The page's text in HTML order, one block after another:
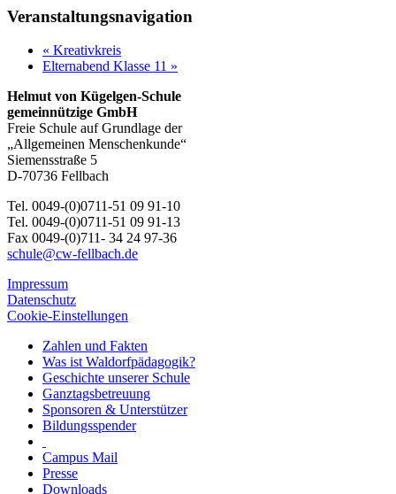
Veranstaltungsnavigation
« Kreativkreis
Elternabend Klasse 11 »
Helmut von Kügelgen-Schule
gemeinnützige GmbH
Freie Schule auf Grundlage der
„Allgemeinen Menschenkunde“
Siemensstraße 5
D-70736 Fellbach
Tel. 0049-(0)0711-51 09 91-10
Tel. 0049-(0)0711-51 09 91-13
Fax 0049-(0)711- 34 24 97-36
schule@cw-fellbach.de
Impressum
Datenschutz
Cookie-Einstellungen
Zahlen und Fakten
Was ist Waldorfpädagogik?
Geschichte unserer Schule
Ganztagsbetreuung
Sponsoren & Unterstützer
Bildungsspender
Campus Mail
Presse
Downloads